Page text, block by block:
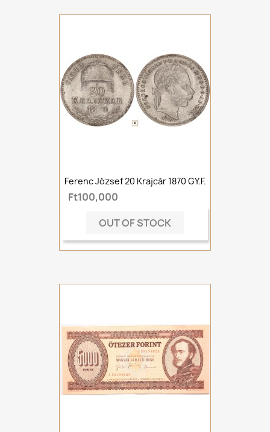
Ferenc József 20 Krajcár 1870 GY.F.
Ft100,000
OUT OF STOCK